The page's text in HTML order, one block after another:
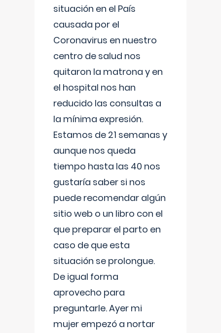
situación en el País
causada por el
Coronavirus en nuestro
centro de salud nos
quitaron la matrona y en
el hospital nos han
reducido las consultas a
la mínima expresión.
Estamos de 21 semanas y
aunque nos queda
tiempo hasta las 40 nos
gustaría saber si nos
puede recomendar algún
sitio web o un libro con el
que preparar el parto en
caso de que esta
situación se prolongue.
De igual forma
aprovecho para
preguntarle. Ayer mi
mujer empezó a nortar